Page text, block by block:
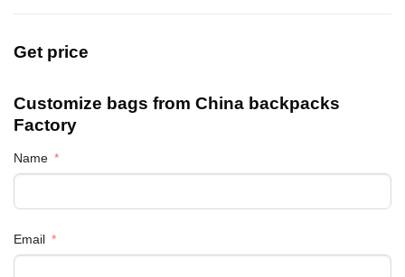
Get price
Customize bags from China backpacks
Factory
Name
Email